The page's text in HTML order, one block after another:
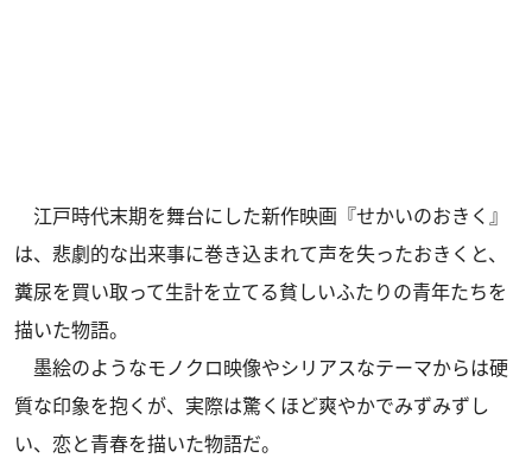
江戸時代末期を舞台にした新作映画『せかいのおきく』
は、悲劇的な出来事に巻き込まれて声を失ったおきくと、
糞尿を買い取って生計を立てる貧しいふたりの青年たちを
描いた物語。
墨絵のようなモノクロ映像やシリアスなテーマからは硬
質な印象を抱くが、実際は驚くほど爽やかでみずみずし
い、恋と青春を描いた物語だ。